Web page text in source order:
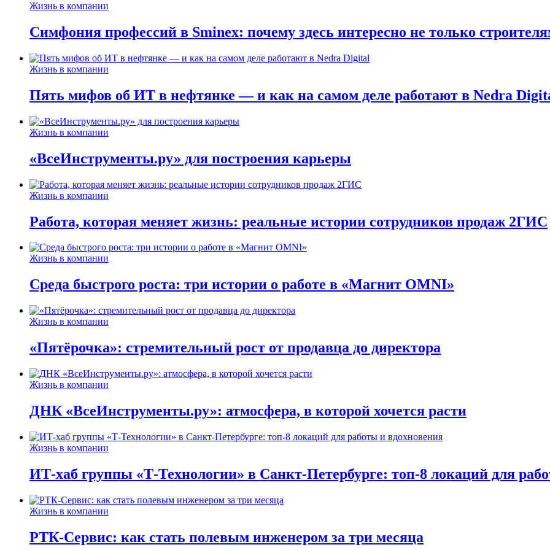
Жизнь в компании
Симфония профессий в Sminex: почему здесь интересно не только
Жизнь в компании
Пять мифов об ИТ в нефтянке — и как на самом деле работают в Nedra
Жизнь в компании
«ВсеИнструменты.ру» для построения карьеры
Жизнь в компании
Работа, которая меняет жизнь: реальные истории сотрудников продаж 2ГИС
Жизнь в компании
Среда быстрого роста: три истории о работе в «Магнит OMNI»
Жизнь в компании
«Пятёрочка»: стремительный рост от продавца до директора
Жизнь в компании
ДНК «ВсеИнструменты.ру»: атмосфера, в которой хочется расти
Жизнь в компании
ИТ-хаб группы «Т-Технологии» в Санкт-Петербурге: топ-8 локаций для
Жизнь в компании
РТК-Сервис: как стать полевым инженером за три месяца